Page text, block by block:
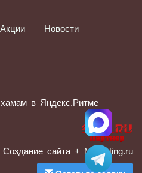
Акции Новости
в Яндекс.Ритме
Создание сайта + Marketing.ru